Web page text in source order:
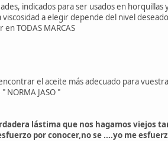
indicados para ser usados en
viscosidad a elegir depende del nivel
TODAS MARCAS
el aceite más adecuado para
NORMA JASO "
lástima que nos hagamos viejos
por conocer,no se ....yo me